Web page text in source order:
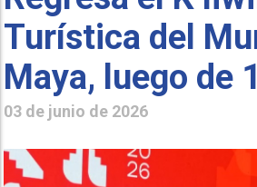
Turística del
Maya, luego de
03 de junio de 2026